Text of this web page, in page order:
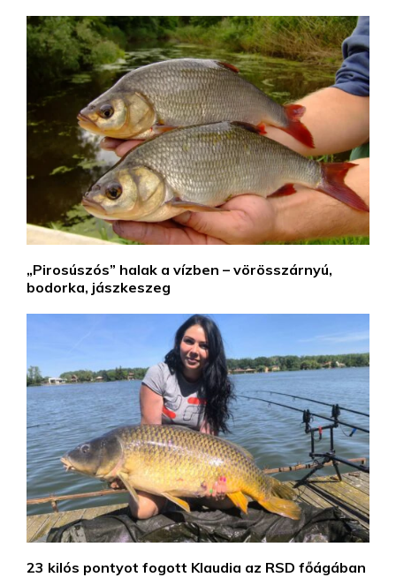
„Pirosúszós” halak a vízben – vörösszárnyú,
bodorka, jászkeszeg
23 kilós pontyot fogott Klaudia az RSD főágában